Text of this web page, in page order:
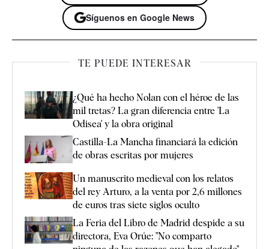
Síguenos en Google News
TE PUEDE INTERESAR
¿Qué ha hecho Nolan con el héroe de las
mil tretas? La gran diferencia entre 'La
Odisea' y la obra original
Castilla-La Mancha financiará la edición
de obras escritas por mujeres
Un manuscrito medieval con los relatos
del rey Arturo, a la venta por 2,6 millones
de euros tras siete siglos oculto
La Feria del Libro de Madrid despide a su
directora, Eva Orúe: "No comparto